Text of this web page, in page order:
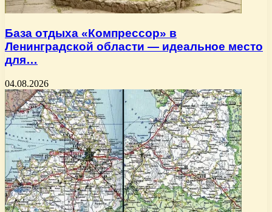
База отдыха «Компрессор» в
Ленинградской области — идеальное место
для…
04.08.2026